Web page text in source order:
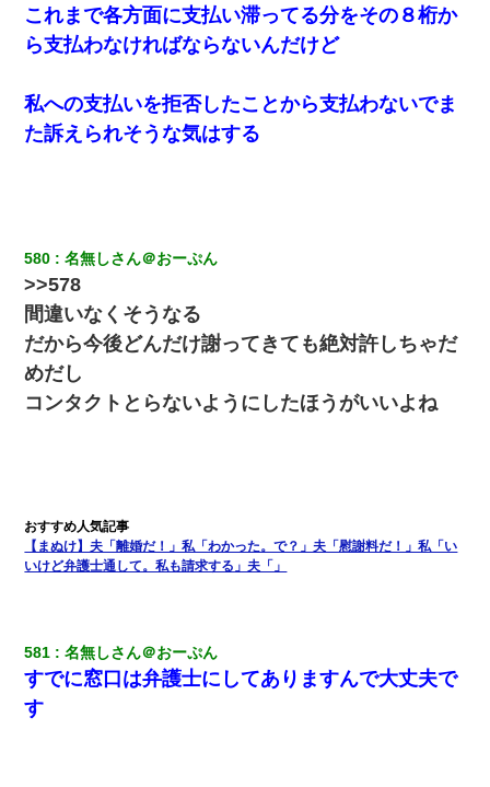
転職先が決まったので退職の意思を伝えたら。上司「無責任」
「簡単には辞めさせない」私（どうせ辞めるし…）→ 思いっきり
反論をしてみた
何年か前に妹は離婚している。当時生まれた姪が義弟の子じゃな
かったため妹有責での離婚になり…
これまで各方面に支払い滞ってる分をその８桁か
ら支払わなければならないんだけど
私への支払いを拒否したことから支払わないでま
た訴えられそうな気はする
580 名無しさん＠おーぷん
>>578
間違いなくそうなる
だから今後どんだけ謝ってきても絶対許しちゃだ
めだし
コンタクトとらないようにしたほうがいいよね
【まぬけ】夫「離婚だ！」私「わかった。で？」夫「慰謝料だ！」私「い
いけど弁護士通して。私も請求する」夫「」
581 名無しさん＠おーぷん
すでに窓口は弁護士にしてありますんで大丈夫で
す